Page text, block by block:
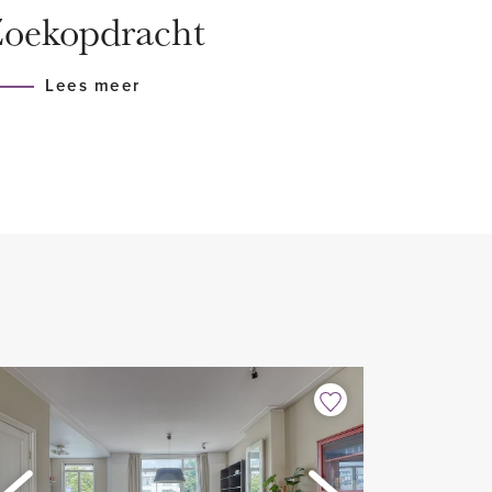
de hemelwaterafvoer van de
tot onder de fundering, en is
ter hoogte van de schuur.
in 2018 met een recente
het hele huis is
waarmee iedere
temperatuur is af te
Lees meer